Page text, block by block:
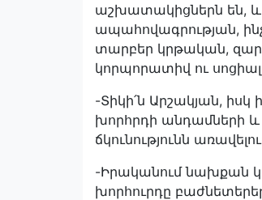
աշխատակիցներն են, և
ապահովագրության,
տարբեր կրթական,
կորպորատիվ ու
-Տիկի՛ն Արշակյան,
խորհրդի անդամների և
ճկունությունն
-Իրականում նախքան
խորհուրդը